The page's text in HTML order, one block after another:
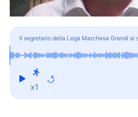
Il segretario della Lega Marchesa Grandi al
Berio: «Non sperperi le risorse del bilancio»
x1